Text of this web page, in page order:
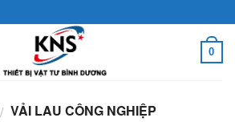
0
/ VẢI LAU CÔNG NGHIỆP